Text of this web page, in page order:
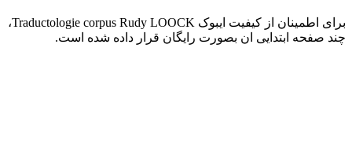
برای اطمینان از کیفیت ایبوک Traductologie corpus Rudy LOOCK،
چند صفحه ابتدایی ان بصورت رایگان قرار داده شده است.